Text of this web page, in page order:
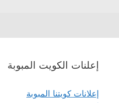
إعلنات الكويت المبوبة
إعلانات كويتنا المبوبة